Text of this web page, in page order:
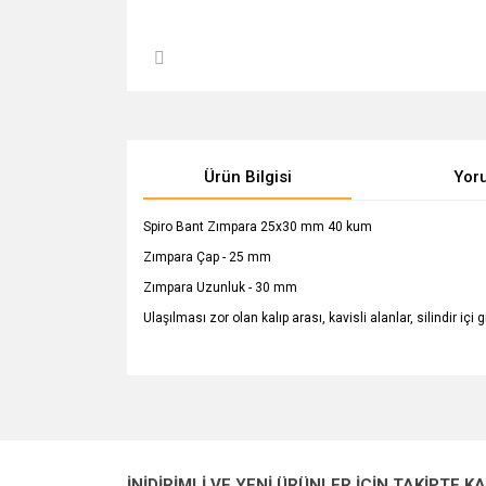
Ürün Bilgisi
Spiro Bant Zımpara 25x30 mm 40 kum
Zımpara Çap - 25 mm
Zımpara Uzunluk - 30 mm
Ulaşılması zor olan kalıp arası, kavisli alanlar, silindir içi